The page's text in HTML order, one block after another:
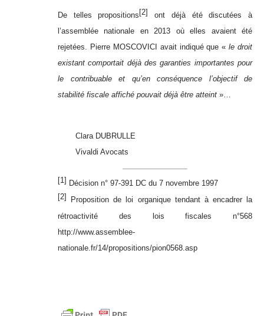
De telles propositions[2] ont déjà été discutées à
l’assemblée nationale en 2013 où elles avaient été
rejetées. Pierre MOSCOVICI avait indiqué que «le droit
existant comportait déjà des garanties importantes pour
le contribuable et qu’en conséquence l’objectif de
stabilité fiscale affiché pouvait déjà être atteint »…
Clara DUBRULLE
Vivaldi Avocats
[1] Décision n° 97-391 DC du 7 novembre 1997
[2]
Proposition de loi organique tendant à encadrer la
rétroactivité des lois fiscales n°568
http://www.assemblee-
nationale.fr/14/propositions/pion0568.asp